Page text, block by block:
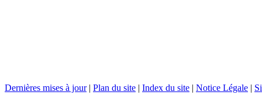
Dernières mises à jour| Plan du site | Index du site | Notice Légale |